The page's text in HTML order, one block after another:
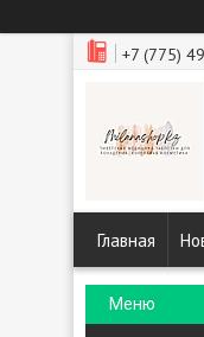
+7 (775)
Главная